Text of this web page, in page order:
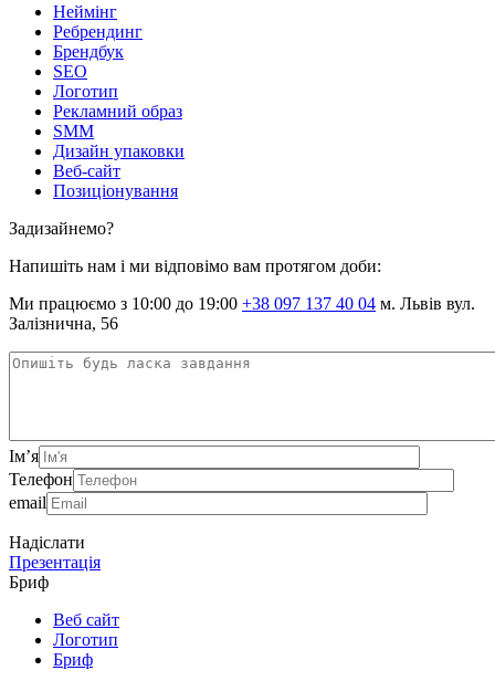
Неймінг
Ребрендинг
Брендбук
SEO
Логотип
Рекламний образ
SMM
Дизайн упаковки
Веб-сайт
Позиціонування
Задизайнемо?
Напишіть нам і ми відповімо вам протягом доби:
Ми працюємо з 10:00 до 19:00 +38 097 137 40 04 м. Львів вул.
Залізнична, 56
Ім’я
Телефон
email
Надіслати
Презентація
Бриф
Веб сайт
Логотип
Бриф